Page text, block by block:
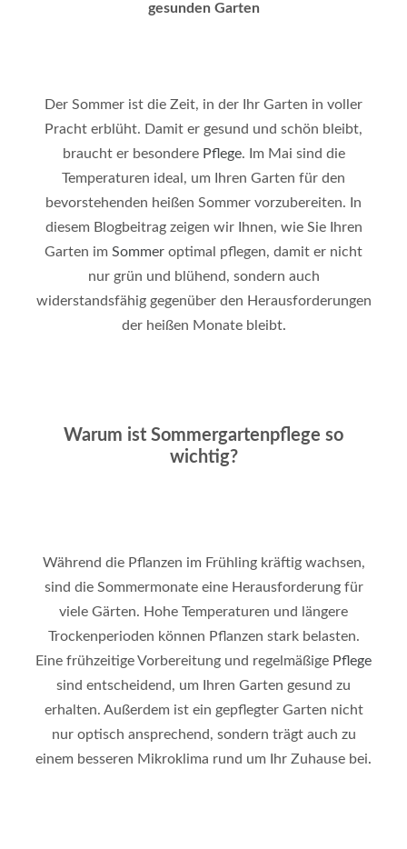
gesunden Garten
Der Sommer ist die Zeit, in der Ihr Garten in voller
Pracht erblüht. Damit er gesund und schön bleibt,
braucht er besonderePflege. Im Mai sind die
Temperaturen ideal, um Ihren Garten für den
bevorstehenden heißen Sommer vorzubereiten. In
diesem Blogbeitrag zeigen wir Ihnen, wie Sie Ihren
Garten im Sommer optimal pflegen, damit er nicht
nur grün und blühend, sondern auch
widerstandsfähig gegenüber den Herausforderungen
der heißen Monate bleibt.
Warum ist Sommergartenpflege so
wichtig?
Während die Pflanzen im Frühling kräftig wachsen,
sind die Sommermonate eine Herausforderung für
viele Gärten. Hohe Temperaturen und längere
Trockenperioden können Pflanzen stark belasten.
Eine frühzeitige Vorbereitung und regelmäßige Pflege
sind entscheidend, um Ihren Garten gesund zu
erhalten. Außerdem ist ein gepflegter Garten nicht
nur optisch ansprechend, sondern trägt auch zu
einem besseren Mikroklima rund um Ihr Zuhause bei.